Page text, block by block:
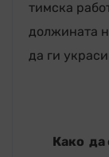
тимска
должината
да ги
Како да